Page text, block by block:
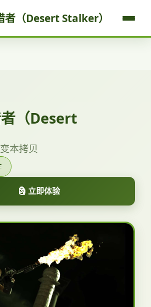
者（Desert Stalker）
（Desert
本拷贝
🗿 立即体验